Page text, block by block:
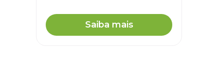
Saiba mais